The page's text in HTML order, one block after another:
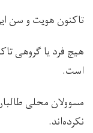
تاکنون هویت و سن
هیچ‌ فرد یا گروهی
است.
مسوولان محلی
نکرده‌اند.